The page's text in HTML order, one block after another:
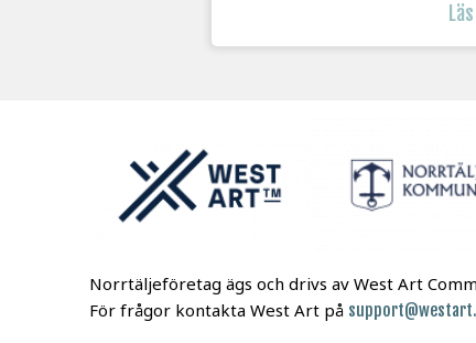
Norrtäljeföretag ägs och drivs av West Art
För frågor kontakta West Art på